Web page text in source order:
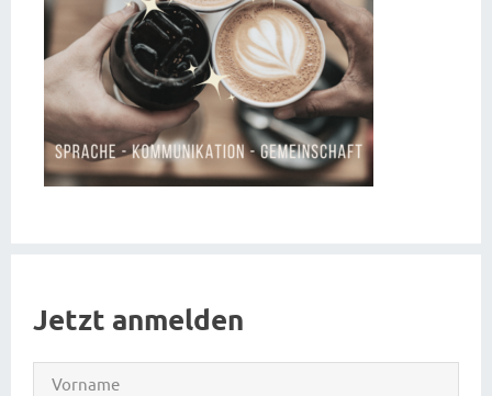
Jetzt anmelden